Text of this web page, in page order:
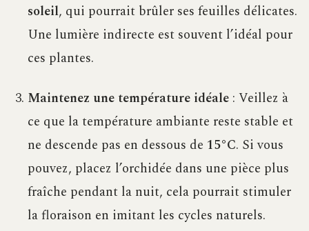
soleil, qui pourrait brûler ses feuilles délicates.
Une lumière indirecte est souvent l’idéal pour
ces plantes.
Maintenez une température idéale : Veillez à
ce que la température ambiante reste stable et
ne descende pas en dessous de 15°C. Si vous
pouvez, placez l’orchidée dans une pièce plus
fraîche pendant la nuit, cela pourrait stimuler
la floraison en imitant les cycles naturels.